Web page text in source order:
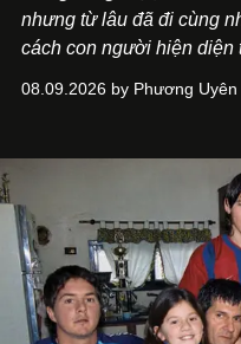
nhưng từ lâu đã đi cùng
cách con người hiện diện
“ăn mặc” đơn thuần là
quát hơn nhiều.
08.09.2026 by Phương Uyên